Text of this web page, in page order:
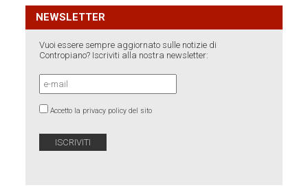
NEWSLETTER
Vuoi essere sempre aggiornato sulle notizie di
Contropiano? Iscriviti alla nostra newsletter:
Accetto la privacy policy del sito